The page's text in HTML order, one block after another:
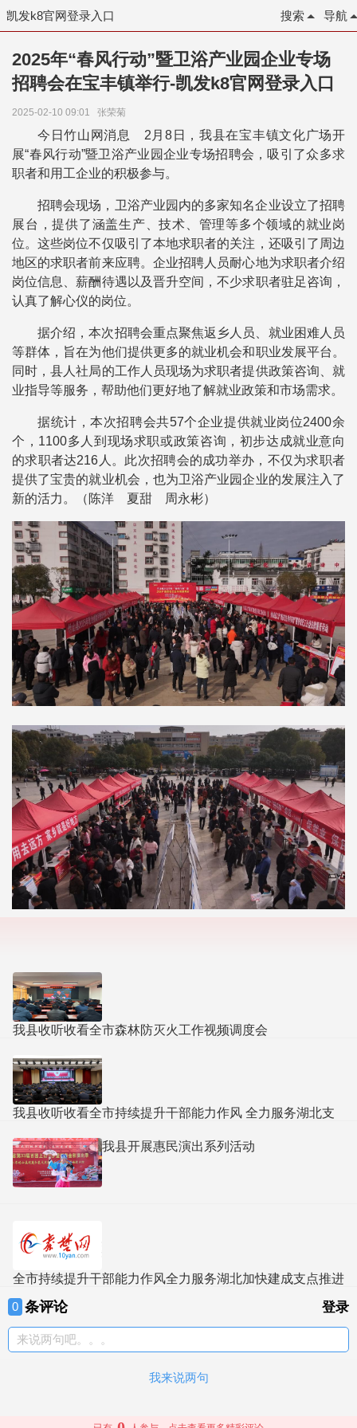
凯发k8官网登录入口 导航
搜索
2025年“春风行动”暨卫浴产业园企业专场
招聘会在宝丰镇举行-凯发k8官网登录入口
2025-02-10 09:01 张荣菊
今日竹山网消息 2月8日，我县在宝丰镇文化广场开
展“春风行动”暨卫浴产业园企业专场招聘会，吸引了众多求
职者和用工企业的积极参与。
招聘会现场，卫浴产业园内的多家知名企业设立了招聘
展台，提供了涵盖生产、技术、管理等多个领域的就业岗
位。这些岗位不仅吸引了本地求职者的关注，还吸引了周边
地区的求职者前来应聘。企业招聘人员耐心地为求职者介绍
岗位信息、薪酬待遇以及晋升空间，不少求职者驻足咨询，
认真了解心仪的岗位。
据介绍，本次招聘会重点聚焦返乡人员、就业困难人员
等群体，旨在为他们提供更多的就业机会和职业发展平台。
同时，县人社局的工作人员现场为求职者提供政策咨询、就
业指导等服务，帮助他们更好地了解就业政策和市场需求。
据统计，本次招聘会共57个企业提供就业岗位2400余
个，1100多人到现场求职或政策咨询，初步达成就业意向
的求职者达216人。此次招聘会的成功举办，不仅为求职者
提供了宝贵的就业机会，也为卫浴产业园企业的发展注入了
新的活力。（陈洋 夏甜 周永彬）
我县收听收看全市森林防灭火工作视频调度会
我县收听收看全市持续提升干部能力作风 全力服务湖北支
我县开展惠民演出系列活动
全市持续提升干部能力作风全力服务湖北加快建成支点推进
大会举行
0 条评论 登录
来说两句吧。。。
我来说两句